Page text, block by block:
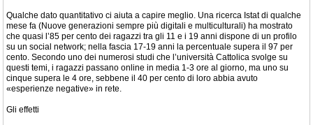
Qualche dato quantitativo ci aiuta a capire meglio. Una ricerca Istat di qualche
mese fa (Nuove generazioni sempre più digitali e multiculturali) ha mostrato
che quasi l’85 per cento dei ragazzi tra gli 11 e i 19 anni dispone di un profilo
su un social network; nella fascia 17-19 anni la percentuale supera il 97 per
cento. Secondo uno dei numerosi studi che l’università Cattolica svolge su
questi temi, i ragazzi passano online in media 1-3 ore al giorno, ma uno su
cinque supera le 4 ore, sebbene il 40 per cento di loro abbia avuto
«esperienze negative» in rete.
Gli effetti